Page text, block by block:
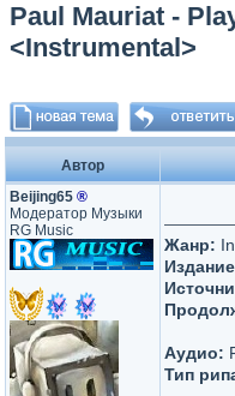
Paul Mauriat -
<Instrumental>
Автор
Beijing65 ®
Модератор Музыки
RG Music
Жанр:
Аудио:
Тип